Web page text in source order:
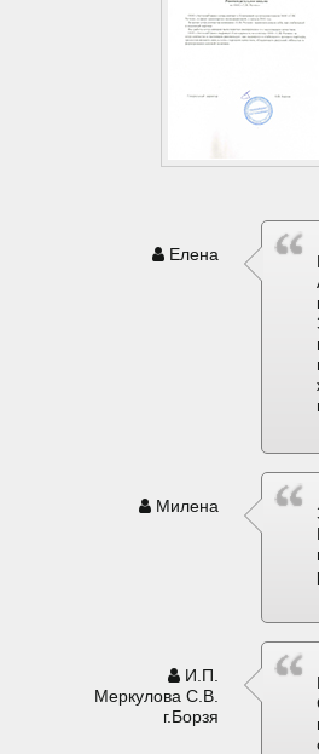
Елена
Милена
И.П.
Меркулова С.В.
г.Борзя